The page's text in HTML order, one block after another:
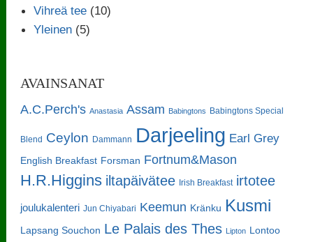
Vihreä tee (10)
Yleinen (5)
AVAINSANAT
A.C.Perch's Anastasia Assam Babingtons Babingtons Special
Blend Ceylon Dammann Darjeeling Earl Grey
English Breakfast Forsman Fortnum&Mason
H.R.Higgins iltapäivätee Irish Breakfast irtotee
joulukalenteri Jun Chiyabari Keemun Kränku Kusmi
Lapsang Souchon Le Palais des Thes Lipton Lontoo